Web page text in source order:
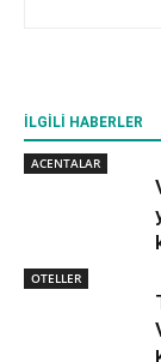
İLGILI HABERLER
ACENTALAR
OTELLER